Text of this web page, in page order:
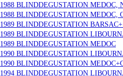
1988 BLINDDEGUSTATION MEDOC,
1988 BLINDDEGUSTATION MEDOC,
1989 BLINDDEGUSTATION
1989 BLINDDEGUSTATION
1989 BLINDDEGUSTATION MEDOC
1990 BLINDDEGUSTATION
1990 BLINDDEGUSTATION
1994 BLINDDEGUSTATION